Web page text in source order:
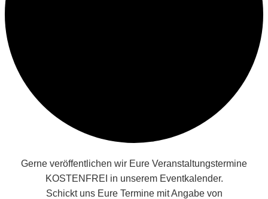
Gerne veröffentlichen wir Eure Veranstaltungstermine
KOSTENFREI in unserem Eventkalender.
Schickt uns Eure Termine mit Angabe von